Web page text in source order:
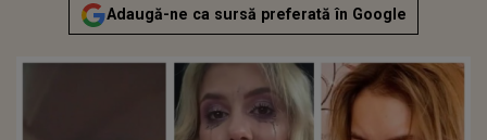
Adaugă-ne ca sursă preferată în Google